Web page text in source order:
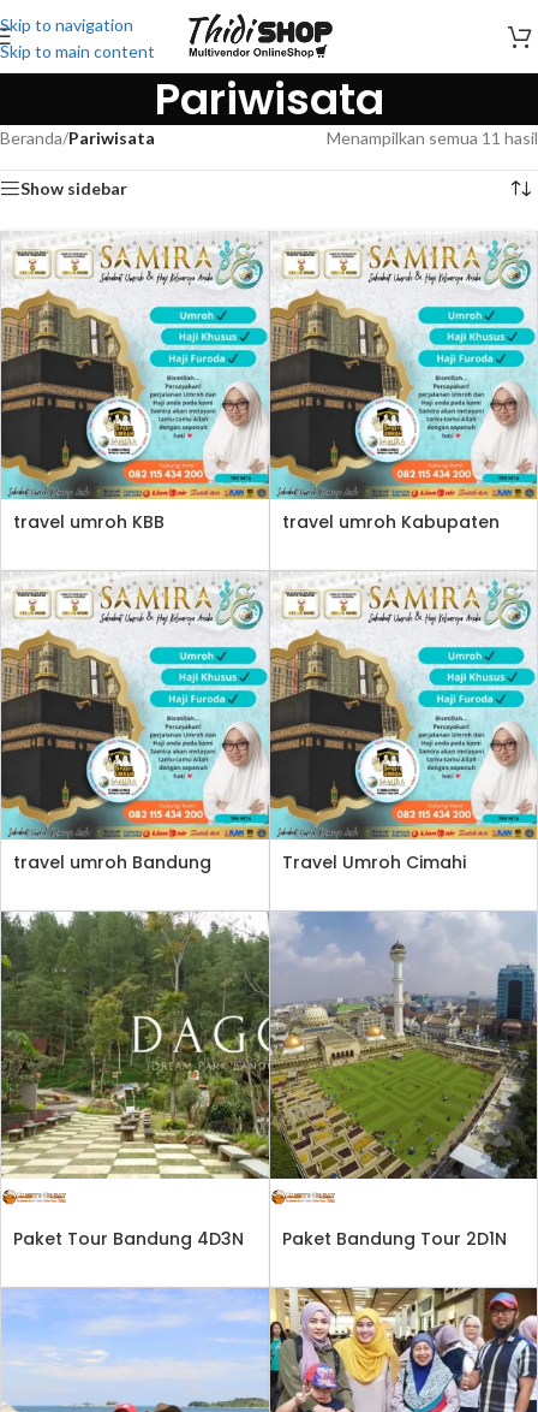
Skip to navigation
Skip to main content
Pariwisata
Beranda/Pariwisata Menampilkan semua 11 hasil
Show sidebar
travel umroh KBB
travel umroh Kabupaten
travel umroh Bandung Travel Umroh Cimahi
Paket Tour Bandung 4D3N Paket Bandung Tour 2D1N